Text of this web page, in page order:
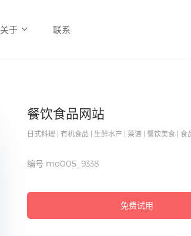
关于 联系
餐饮食品网站
日式料理 | 有机食品 | 生鲜水产 | 菜谱 | 餐饮美食 | 食
编号 mo005_9338
免费试用